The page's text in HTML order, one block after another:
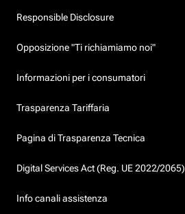
Responsible Disclosure
Opposizione "Ti richiamiamo noi"
Informazioni per i consumatori
Trasparenza Tariffaria
Pagina di Trasparenza Tecnica
Digital Services Act (Reg. UE 2022/2065)
Info canali assistenza